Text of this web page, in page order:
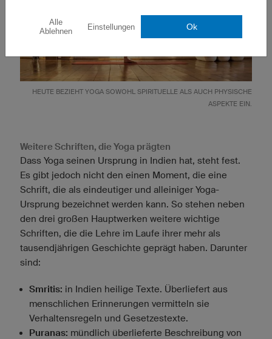
HEUTE BEZIEHT YOGA SOWOHL SPIRITUELLE ALS AUCH PHYSISCHE
ASPEKTE EIN.
Weitere Schriften, die Yoga prägten
Dass Yoga seinen Ursprung in Indien hat, steht fest.
Es gibt jedoch nicht den einen Moment, die eine
Schrift, die als eindeutiger und alleiniger Yoga-
Ursprung bezeichnet werden kann. So stehen neben
den drei großen Hauptwerken weitere wichtige
Schriften, die die Lehre im Laufe ihrer mehr als
tausendjährigen Geschichte geprägt haben. Darunter
sind:
Smritis: in Indien heilige Texte. Überliefert aus
menschlichen Erinnerungen vermitteln sie
Verhaltensregeln und Gesetzestexte.
Puranas: mündlich überlieferte Beschreibung von
Alle
Ablehnen
Einstellungen Ok